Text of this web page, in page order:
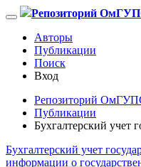
Репозиторий
Авторы
Публикации
Поиск
Вход
Репозиторий
Публикации
Бухгалтерский учет
Бухгалтерский учет
информации о